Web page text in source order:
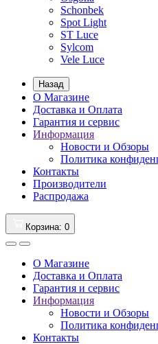
Schonbek
Spot Light
ST Luce
Sylcom
Vele Luce
Назад
О Магазине
Доставка и Оплата
Гарантия и сервис
Информация
Новости и Обзоры
Политика
Контакты
Производители
Распродажа
Корзина: 0
О Магазине
Доставка и Оплата
Гарантия и сервис
Информация
Новости и Обзоры
Политика
Контакты